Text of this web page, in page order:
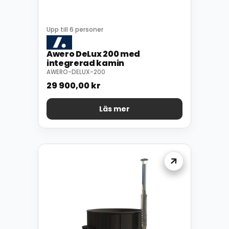
Upp till 6 personer
Awero DeLux 200 med
integrerad kamin
AWERO-DELUX-200
29 900,00kr
Läs mer